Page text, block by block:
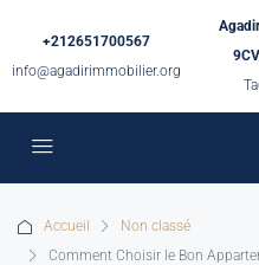
+212651700567
info@agadirimmobilier.org
Accueil
Non classé
Comment Choisir le Bon